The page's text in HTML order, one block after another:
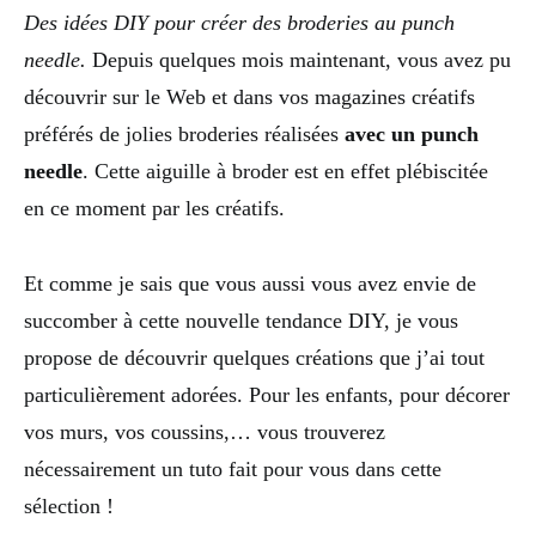
Des idées DIY pour créer des broderies au punch
needle. Depuis quelques mois maintenant, vous avez pu
découvrir sur le Web et dans vos magazines créatifs
préférés de jolies broderies réalisées avec un punch
needle. Cette aiguille à broder est en effet plébiscitée
en ce moment par les créatifs.
Et comme je sais que vous aussi vous avez envie de
succomber à cette nouvelle tendance DIY, je vous
propose de découvrir quelques créations que j’ai tout
particulièrement adorées. Pour les enfants, pour décorer
vos murs, vos coussins,… vous trouverez
nécessairement un tuto fait pour vous dans cette
sélection !